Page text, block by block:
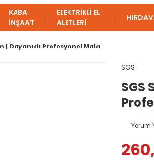
KABA
İNŞAAT
ELEKTRİKLİ EL
ALETLERİ
| Dayanıklı Profesyonel Mala
SGS
SGS
Yorum